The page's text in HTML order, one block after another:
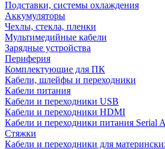
Подставки, системы охлаждения
Аккумуляторы
Чехлы, стекла, пленки
Мультимедийные кабели
Зарядные устройства
Периферия
Комплектующие для ПК
Кабели, шлейфы и переходники
Кабели питания
Кабели и переходники USB
Кабели и переходники HDMI
Кабели и переходники питания Serial
Стяжки
Кабели и переходники для